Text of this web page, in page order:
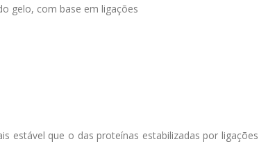
gelo, com base em ligações
estável que o das proteínas estabilizadas por ligações